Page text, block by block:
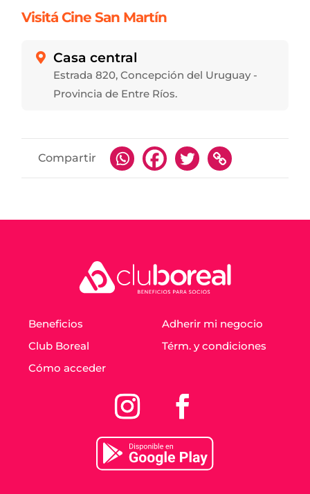
Visitá Cine San Martín
 Casa central
Estrada 820, Concepción del Uruguay -
Provincia de Entre Ríos.
Compartir
Beneficios
Club Boreal
Cómo acceder
Adherir mi negocio
Térm. y condiciones